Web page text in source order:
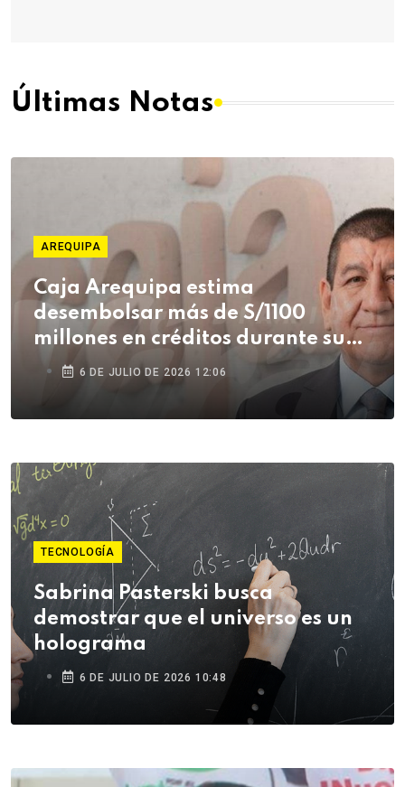
Últimas Notas
AREQUIPA
Caja Arequipa estima
desembolsar más de S/1100
millones en créditos durante su
campaña de Fiestas Patrias
6 DE JULIO DE 2026 12:06
TECNOLOGÍA
Sabrina Pasterski busca
demostrar que el universo es un
holograma
6 DE JULIO DE 2026 10:48